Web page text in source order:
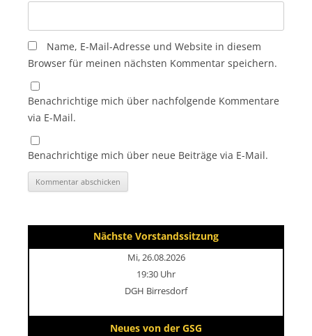
Name, E-Mail-Adresse und Website in diesem
Browser für meinen nächsten Kommentar speichern.
Benachrichtige mich über nachfolgende Kommentare
via E-Mail.
Benachrichtige mich über neue Beiträge via E-Mail.
Nächste Vorstandssitzung
Mi, 26.08.2026
19:30 Uhr
DGH Birresdorf
Neues von der GSG